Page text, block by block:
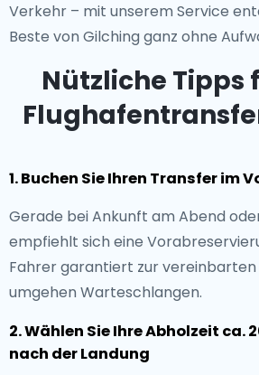
Verkehr – mit unserem Service
Beste von Gilching ganz ohne
Nützliche Tipps
1. Buchen Sie Ihren Transfer im
Gerade bei Ankunft am Abend
empfiehlt sich eine
Fahrer garantiert zur vereinbarten
umgehen Warteschlangen.
2. Wählen Sie Ihre Abholzeit ca.
nach der Landung